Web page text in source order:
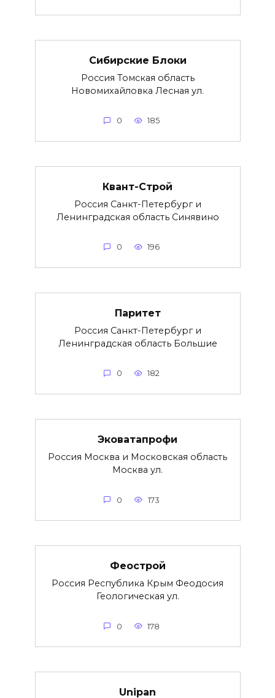
Сибирские Блоки
Россия Томская область
Новомихайловка Лесная ул.
0 185
Квант-Строй
Россия Санкт-Петербург и
Ленинградская область Синявино
0 196
Паритет
Россия Санкт-Петербург и
Ленинградская область Большие
0 182
Эковатапрофи
Россия Москва и Московская область
Москва ул.
0 173
Феострой
Россия Республика Крым Феодосия
Геологическая ул.
0 178
Unipan